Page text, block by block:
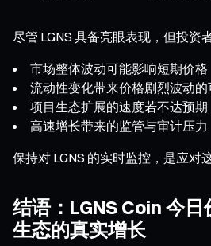
尽管 LGNS 具备亮眼表现，但投资
市场整体波动可能影响短期价格
流动性变化带来价格剧烈波动的
项目生态扩展的速度若不达预
高速增长带来的监管与审计压力
保持对 LGNS 的实时监控，是应对
结语：LGNS Coin 今
生态的真实增长